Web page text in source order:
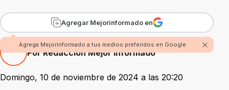
Agregar Mejorinformado en
Agrega Mejorinformado a tus medios preferidos en Google
Por Redacción Mejor Informado
Domingo, 10 de noviembre de 2024 a las 20:20